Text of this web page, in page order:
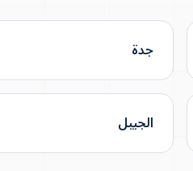
جدة
الجبيل